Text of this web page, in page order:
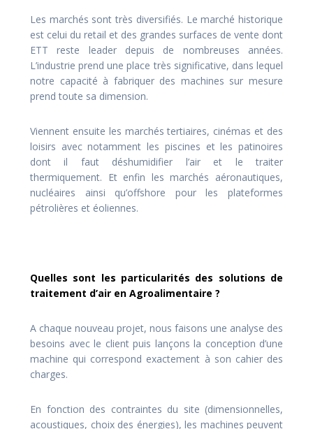
Les marchés sont très diversifiés. Le marché historique
est celui du retail et des grandes surfaces de vente dont
ETT reste leader depuis de nombreuses années.
L’industrie prend une place très significative, dans lequel
notre capacité à fabriquer des machines sur mesure
prend toute sa dimension.
Viennent ensuite les marchés tertiaires, cinémas et des
loisirs avec notamment les piscines et les patinoires
dont il faut déshumidifier l’air et le traiter
thermiquement. Et enfin les marchés aéronautiques,
nucléaires ainsi qu’offshore pour les plateformes
pétrolières et éoliennes.
Quelles sont les particularités des solutions de
traitement d’air en Agroalimentaire ?
A chaque nouveau projet, nous faisons une analyse des
besoins avec le client puis lançons la conception d’une
machine qui correspond exactement à son cahier des
charges.
En fonction des contraintes du site (dimensionnelles,
acoustiques, choix des énergies), les machines peuvent